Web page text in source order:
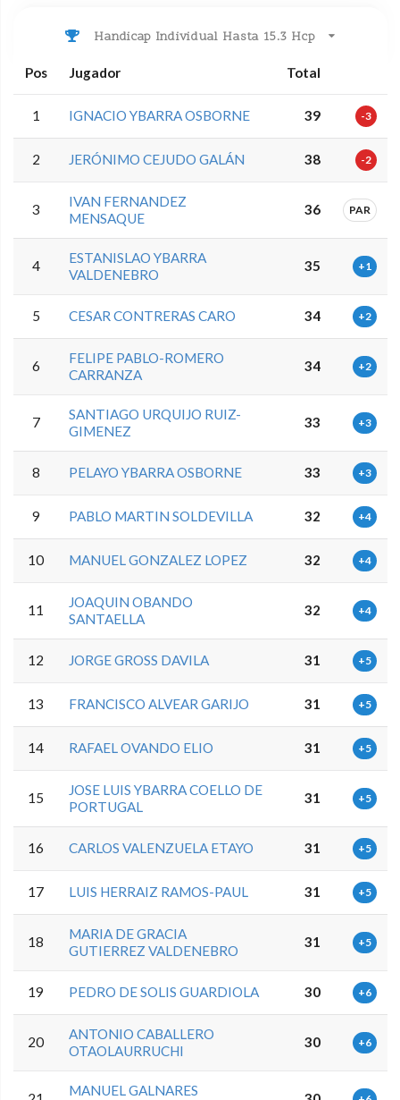
Handicap Individual Hasta 15.3 Hcp
Pos Jugador Total
1 IGNACIO YBARRA OSBORNE 39 -3
2 JERÓNIMO CEJUDO GALÁN 38 -2
3
IVAN FERNANDEZ
MENSAQUE
36 PAR
4
ESTANISLAO YBARRA
VALDENEBRO
35 +1
5 CESAR CONTRERAS CARO 34 +2
6
FELIPE PABLO-ROMERO
CARRANZA
34 +2
7
SANTIAGO URQUIJO RUIZ-
GIMENEZ
33 +3
8 PELAYO YBARRA OSBORNE 33 +3
9 PABLO MARTIN SOLDEVILLA 32 +4
10 MANUEL GONZALEZ LOPEZ 32 +4
11
JOAQUIN OBANDO
SANTAELLA
32 +4
12 JORGE GROSS DAVILA 31 +5
13 FRANCISCO ALVEAR GARIJO 31 +5
14 RAFAEL OVANDO ELIO 31 +5
15
JOSE LUIS YBARRA COELLO DE
PORTUGAL
31 +5
16 CARLOS VALENZUELA ETAYO 31 +5
17 LUIS HERRAIZ RAMOS-PAUL 31 +5
18
MARIA DE GRACIA
GUTIERREZ VALDENEBRO
31 +5
19 PEDRO DE SOLIS GUARDIOLA 30 +6
20
ANTONIO CABALLERO
OTAOLAURRUCHI
30 +6
MANUEL GALNARES